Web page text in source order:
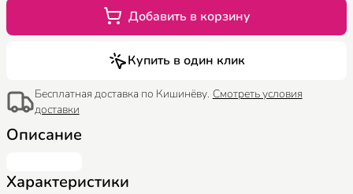
Добавить в корзину
Купить в один клик
Бесплатная доставка по Кишинёву. Смотреть условия
доставки
Описание
Характеристики